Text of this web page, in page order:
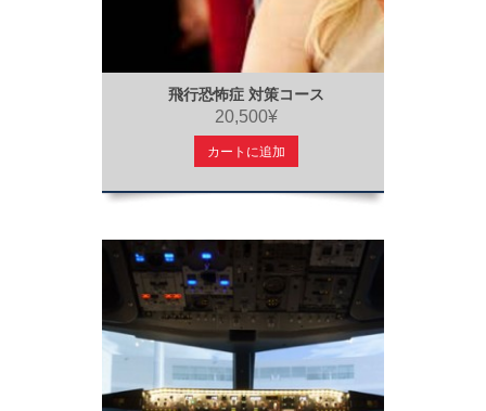
飛行恐怖症 対策コース
20,500¥
カートに追加